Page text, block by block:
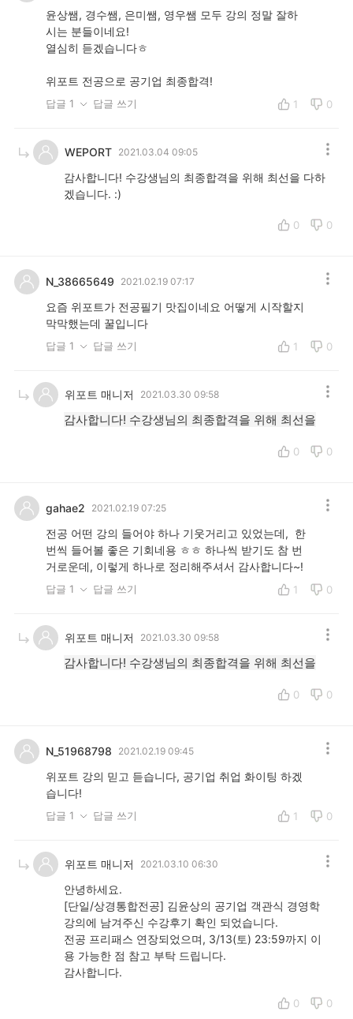
윤상쌤, 경수쌤, 은미쌤, 영우쌤 모두 강의 정말 잘하
시는 분들이네요!
열심히 듣겠습니다ㅎ
위포트 전공으로 공기업 최종합격!
답글 1 답글 쓰기 1 0
WEPORT 2021.03.04 09:05
감사합니다! 수강생님의 최종합격을 위해 최선을 다하
겠습니다. :)
0 0
N_38665649 2021.02.19 07:17
요즘 위포트가 전공필기 맛집이네요 어떻게 시작할지
막막했는데 꿀입니다
답글 1 답글 쓰기 1 0
위포트 매니저 2021.03.30 09:58
감사합니다! 수강생님의 최종합격을 위해 최선을
0 0
gahae2 2021.02.19 07:25
전공 어떤 강의 들어야 하나 기웃거리고 있었는데, 한
번씩 들어볼 좋은 기회네용 ㅎㅎ 하나씩 받기도 참 번
거로운데, 이렇게 하나로 정리해주셔서 감사합니다~!
답글 1 답글 쓰기 1 0
위포트 매니저 2021.03.30 09:58
감사합니다! 수강생님의 최종합격을 위해 최선을
0 0
N_51968798 2021.02.19 09:45
위포트 강의 믿고 듣습니다, 공기업 취업 화이팅 하겠
습니다!
답글 1 답글 쓰기 1 0
위포트 매니저 2021.03.10 06:30
안녕하세요.
[단일/상경통합전공] 김윤상의 공기업 객관식 경영학
강의에 남겨주신 수강후기 확인 되었습니다.
전공 프리패스 연장되었으며, 3/13(토) 23:59까지 이
용 가능한 점 참고 부탁 드립니다.
감사합니다.
0 0